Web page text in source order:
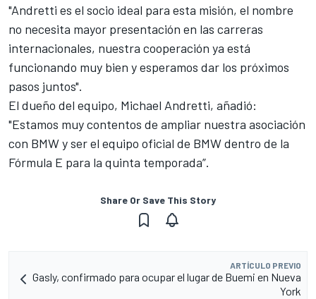
"Andretti es el socio ideal para esta misión, el nombre
no necesita mayor presentación en las carreras
internacionales, nuestra cooperación ya está
funcionando muy bien y esperamos dar los próximos
pasos juntos".
El dueño del equipo, Michael Andretti, añadió:
"Estamos muy contentos de ampliar nuestra asociación
con BMW y ser el equipo oficial de BMW dentro de la
Fórmula E para la quinta temporada”.
Share Or Save This Story
ARTÍCULO PREVIO
Gasly, confirmado para ocupar el lugar de Buemi en Nueva
York